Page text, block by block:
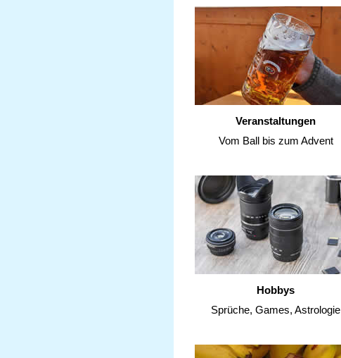
Veranstaltungen
Vom Ball bis zum Advent
Hobbys
Sprüche, Games, Astrologie